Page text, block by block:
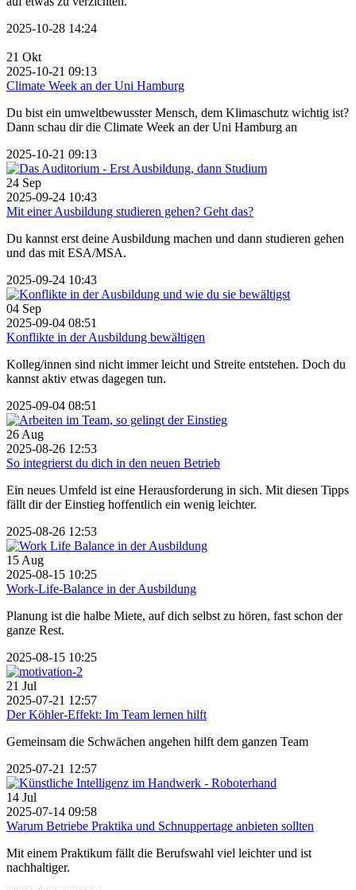
2025-10-28 14:24
21 Okt
2025-10-21 09:13
Climate Week an der Uni Hamburg
Du bist ein umweltbewusster Mensch, dem Klimaschutz wichtig ist?
Dann schau dir die Climate Week an der Uni Hamburg an
2025-10-21 09:13
24 Sep
2025-09-24 10:43
Mit einer Ausbildung studieren gehen? Geht das?
Du kannst erst deine Ausbildung machen und dann studieren gehen
und das mit ESA/MSA.
2025-09-24 10:43
04 Sep
2025-09-04 08:51
Konflikte in der Ausbildung bewältigen
Kolleg/innen sind nicht immer leicht und Streite entstehen. Doch du
kannst aktiv etwas dagegen tun.
2025-09-04 08:51
26 Aug
2025-08-26 12:53
So integrierst du dich in den neuen Betrieb
Ein neues Umfeld ist eine Herausforderung in sich. Mit diesen Tipps
fällt dir der Einstieg hoffentlich ein wenig leichter.
2025-08-26 12:53
15 Aug
2025-08-15 10:25
Work-Life-Balance in der Ausbildung
Planung ist die halbe Miete, auf dich selbst zu hören, fast schon der
ganze Rest.
2025-08-15 10:25
21 Jul
2025-07-21 12:57
Der Köhler-Effekt: Im Team lernen hilft
Gemeinsam die Schwächen angehen hilft dem ganzen Team
2025-07-21 12:57
14 Jul
2025-07-14 09:58
Warum Betriebe Praktika und Schnuppertage anbieten sollten
Mit einem Praktikum fällt die Berufswahl viel leichter und ist
nachhaltiger.